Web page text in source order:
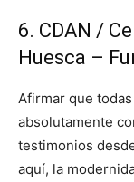
6. CDAN /
Huesca –
Afirmar que
absolutamente
testimonios
aquí, la